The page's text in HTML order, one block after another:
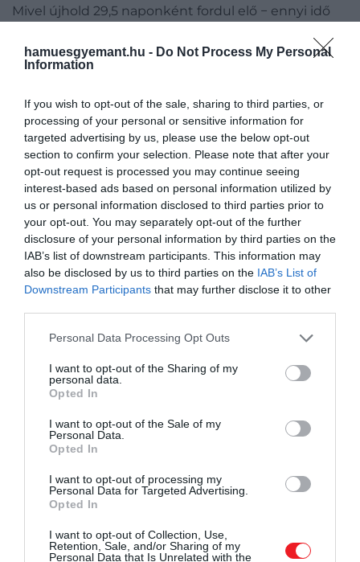
hamuesgyemant.hu - Do Not Process My Personal
Information
If you wish to opt-out of the sale, sharing to third parties, or
processing of your personal or sensitive information for
targeted advertising by us, please use the below opt-out
section to confirm your selection. Please note that after your
opt-out request is processed you may continue seeing
interest-based ads based on personal information utilized by
us or personal information disclosed to third parties prior to
your opt-out. You may separately opt-out of the further
disclosure of your personal information by third parties on the
IAB’s list of downstream participants. This information may
also be disclosed by us to third parties on the IAB’s List of
Downstream Participants that may further disclose it to other
Please note that this website/app uses one or more Google
not limited to your visit or usage behaviour. You may click to
grant or deny consent to Google and its third-party tags to
use your data for below specified purposes in below Google
consent section.
Personal Data Processing Opt Outs
I want to opt-out of the Sharing of my
personal data.
Opted In
I want to opt-out of the Sale of my
Personal Data.
Opted In
I want to opt-out of processing my
Personal Data for Targeted Advertising.
Opted In
I want to opt-out of Collection, Use,
Retention, Sale, and/or Sharing of my
Personal Data that Is Unrelated with the
Mivel újhold 29,5 naponként fordul elő − ennyi idő
bőven van még idő három újholdra a 2023. június 21-
i nyári napfordulóig.
Az újholdak időpontjai ebben az évszakban a
következők: Kedd, március 21.; csütörtök, április 20.;
péntek, május 19.; és vasárnap, június 18. Ez a
harmadik újhold az e havi „fekete hold".
Ha tovább olvasnál:Végre tudjuk, hogy a Hold
sötét oldala miért sokkal kráteresebb
Fotó_:Shutterstock